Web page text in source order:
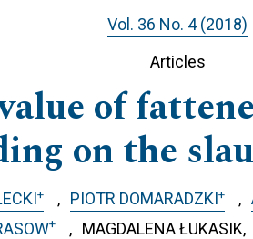
Vol. 36 No. 4 (2018)
Articles
of
on the
+ PIOTR DOMARADZKI+
+ MAGDALENA ŁUKASIK